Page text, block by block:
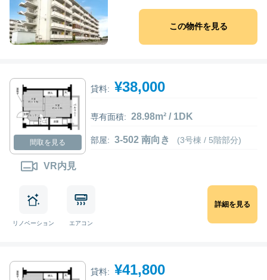
この物件を見る
間取を見る
VR内見
貸料: ¥38,000
専有面積: 28.98m² / 1DK
部屋: 3-502 南向き (3号棟 / 5階部分)
リノベーション エアコン
詳細を見る
貸料: ¥41,800